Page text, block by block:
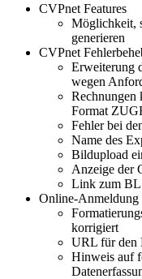
CVPnet Features
Möglichkeit,
generieren
CVPnet
Erweiterung
wegen
Rechnungen
Format
Fehler bei
Name des
Bildupload
Anzeige der
Link zum
Online-Anmeldung
korrigiert
URL für den
Hinweis auf